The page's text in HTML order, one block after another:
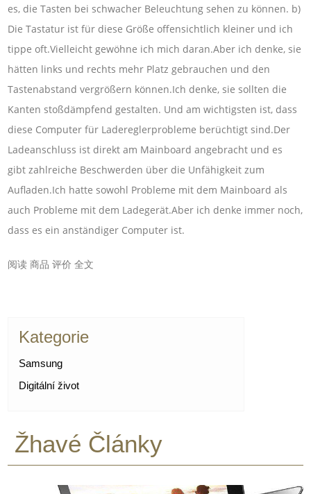
es, die Tasten bei schwacher Beleuchtung sehen zu können. b)
Die Tastatur ist für diese Größe offensichtlich kleiner und ich
tippe oft.Vielleicht gewöhne ich mich daran.Aber ich denke, sie
hätten links und rechts mehr Platz gebrauchen und den
Tastenabstand vergrößern können.Ich denke, sie sollten die
Kanten stoßdämpfend gestalten. Und am wichtigsten ist, dass
diese Computer für Ladereglerprobleme berüchtigt sind.Der
Ladeanschluss ist direkt am Mainboard angebracht und es
gibt zahlreiche Beschwerden über die Unfähigkeit zum
Aufladen.Ich hatte sowohl Probleme mit dem Mainboard als
auch Probleme mit dem Ladegerät.Aber ich denke immer noch,
dass es ein anständiger Computer ist.
阅读 商品 评价 全文
Kategorie
Samsung
Digitální život
Žhavé Články